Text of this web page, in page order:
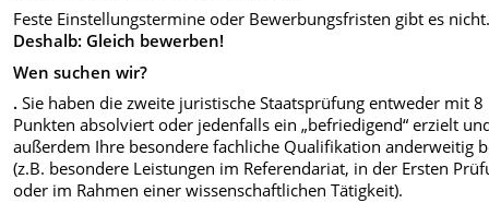
Feste Einstellungstermine oder Bewerbungsfristen gibt es
Deshalb: Gleich bewerben!
Wen suchen wir?
.Sie haben die zweite juristische Staatsprüfung entweder mit 8
Punkten absolviert oder jedenfalls ein„befriedigend“ erzielt
außerdem Ihre besondere fachliche Qualifikation anderweitig
(z.B. besondere Leistungen im Referendariat, in der Ersten
oder im Rahmen einerwissenschaftlichen Tätigkeit).